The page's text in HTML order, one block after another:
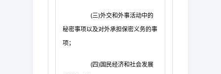
(三)外交和外事活动中的
秘密事项以及对外承担保密义务的事
项；
(四) 国民经济和社会发展